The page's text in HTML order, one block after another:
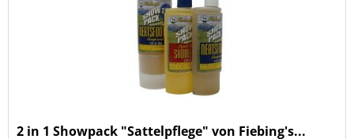
2 in 1 Showpack "Sattelpflege" von Fiebing's...